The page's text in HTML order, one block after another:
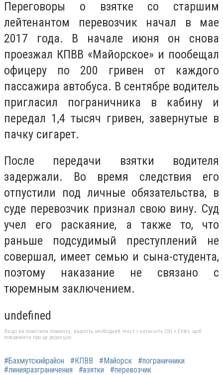
Переговоры о взятке со старшим
лейтенантом перевозчик начал в мае
2017 года. В начале июня он снова
проезжал КПВВ «Майорское» и пообещал
офицеру по 200 гривен от каждого
пассажира автобуса. В сентябре водитель
пригласил пограничника в кабину и
передал 1,4 тысяч гривен, завернутые в
пачку сигарет.
После передачи взятки водителя
задержали. Во время следствия его
отпустили под личные обязательства, в
суде перевозчик признал свою вину. Суд
учел его раскаяние, а также то, что
раньше подсудимый преступлений не
совершал, имеет семью и сына-студента,
поэтому наказание не связано с
тюремным заключением.
undefined
Якщо ви помітили помилку, виділіть необхідний текст і натисніть Ctrl + Enter, щоб
повідомити про це редакцію
#Бахмутскийрайон #КПВВ #Майорск
#пограничники
#линияразграничения
#взятки #перевозчик